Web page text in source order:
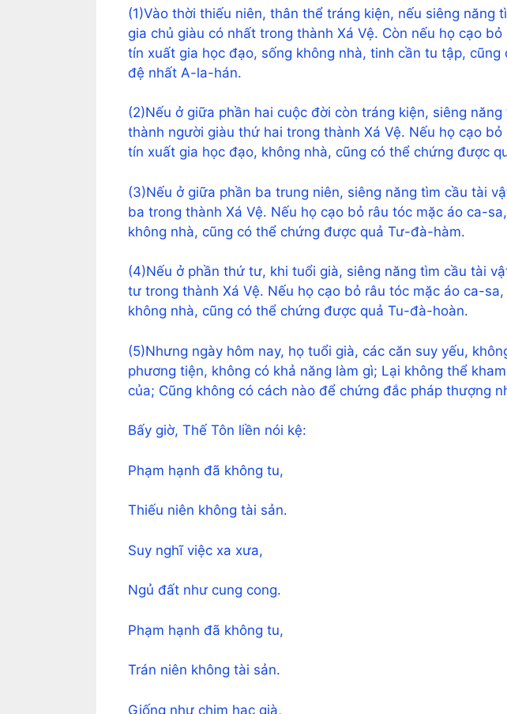
(1)Vào thời thiếu niên, thân thể tráng kiện, nếu siêng năng
gia chủ giàu có nhất trong thành Xá Vệ. Còn nếu họ cạo
tín xuất gia học đạo, sống không nhà, tinh cần tu tập,
đệ nhất A-la-hán.
(2)Nếu ở giữa phần hai cuộc đời còn tráng kiện, siêng
thành người giàu thứ hai trong thành Xá Vệ. Nếu họ cạo
tín xuất gia học đạo, không nhà, cũng có thể chứng được
(3)Nếu ở giữa phần ba trung niên, siêng năng tìm cầu tài
ba trong thành Xá Vệ. Nếu họ cạo bỏ râu tóc mặc áo ca-
không nhà, cũng có thể chứng được quả Tư-đà-hàm.
(4)Nếu ở phần thứ tư, khi tuổi già, siêng năng tìm cầu tài
tư trong thành Xá Vệ. Nếu họ cạo bỏ râu tóc mặc áo ca-
không nhà, cũng có thể chứng được quả Tu-đà-hoàn.
(5)Nhưng ngày hôm nay, họ tuổi già, các căn suy yếu,
phương tiện, không có khả năng làm gì; Lại không thể
của; Cũng không có cách nào để chứng đắc pháp thượng
Bấy giờ, Thế Tôn liền nói kệ:
Phạm hạnh đã không tu,
Thiếu niên không tài sản.
Suy nghĩ việc xa xưa,
Ngủ đất như cung cong.
Phạm hạnh đã không tu,
Trán niên không tài sản.
Giống như chim hạc già,